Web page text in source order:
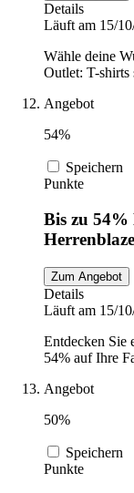
Details
Läuft am 15/
Wähle deine
Outlet: T-shirts
Angebot
54%
Speichern
Punkte
Bis zu
Zum Angebot
Details
Läuft am 15/
Entdecken Sie
54% auf Ihre
Angebot
50%
Speichern
Punkte